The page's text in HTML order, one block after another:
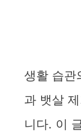
생활 습관
과 뱃살
니다. 이